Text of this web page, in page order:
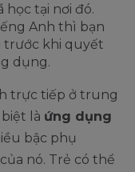
học tại nơi đó.
Anh thì bạn
trước khi quyết
dụng.
trực tiếp ở trung
là ứng dụng
bậc phụ
nó. Trẻ có thể